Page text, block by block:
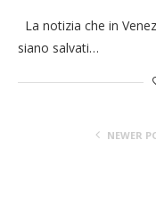
La notizia che in
siano salvati…
NEWER